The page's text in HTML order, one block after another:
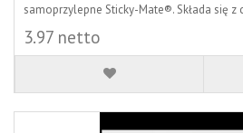
samoprzylepne Sticky-Mate®. Składa się z
3.97 netto